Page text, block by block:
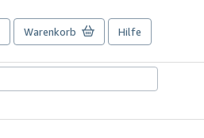
Warenkorb Hilfe